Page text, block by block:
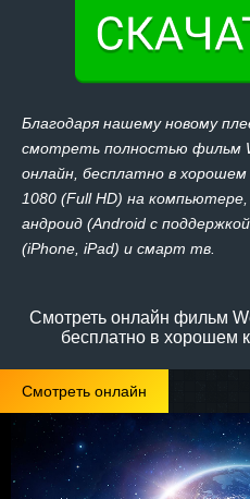
Благодаря нашему новому
смотреть полностью фильм
онлайн, бесплатно в хорошем
1080 (Full HD) на
андроид (Android с
(iPhone, iPad) и смарт тв.
Смотреть онлайн фильм
бесплатно в хорошем
Смотреть онлайн